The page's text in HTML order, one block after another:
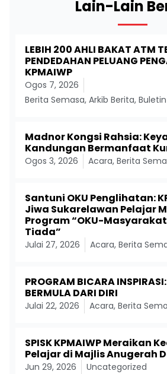
Lain-Lain
LEBIH 200 AHLI BAKAT ATM
PENDEDAHAN PELUANG
KPMAIWP
Ogos 7, 2026
Berita Semasa, Arkib Berita,
Madnor Kongsi Rahsia:
Kandungan Bermanfaat
Ogos 3, 2026 Acara, Berita
Santuni OKU Penglihatan:
Jiwa Sukarelawan Pelajar
Program “OKU-
Tiada”
Julai 27, 2026 Acara, Berita
PROGRAM BICARA
BERMULA DARI DIRI
Julai 22, 2026 Acara, Berita
SPISK KPMAIWP Meraikan
Pelajar di Majlis Anugerah
Jun 29, 2026 Uncategorized